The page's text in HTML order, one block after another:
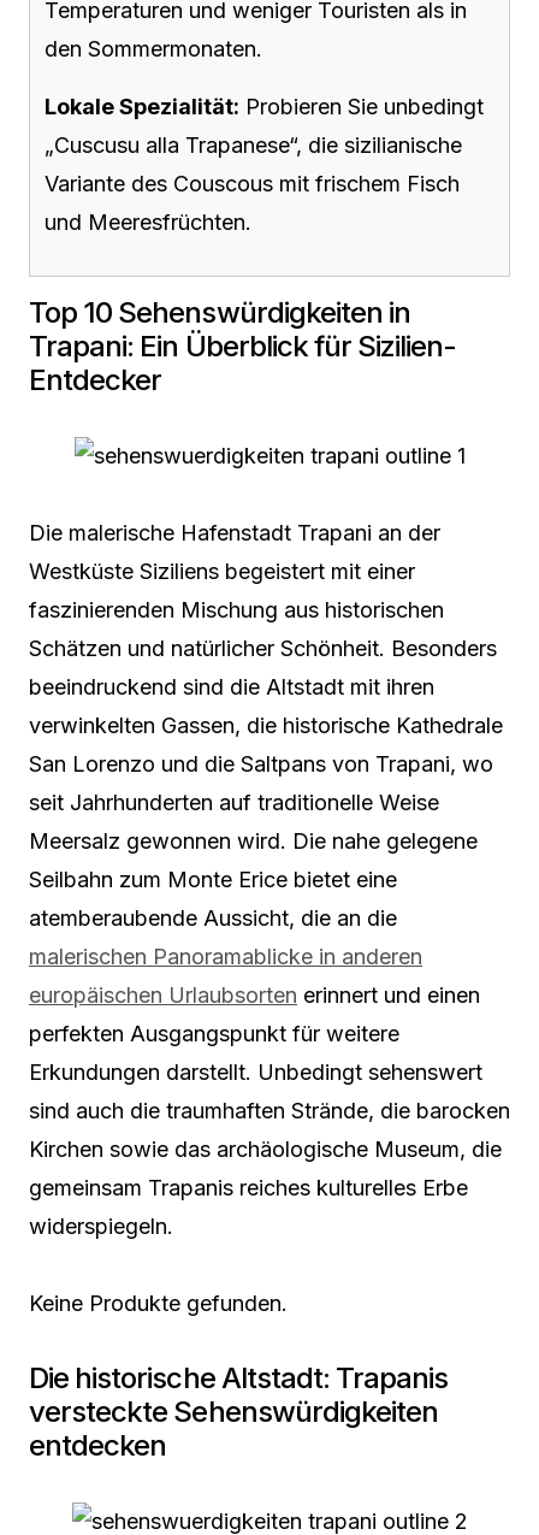
Temperaturen und weniger Touristen als in
den Sommermonaten.
Lokale Spezialität: Probieren Sie unbedingt
„Cuscusu alla Trapanese“, die sizilianische
Variante des Couscous mit frischem Fisch
und Meeresfrüchten.
Top 10 Sehenswürdigkeiten in
Trapani: Ein Überblick für Sizilien-
Entdecker
Die malerische Hafenstadt Trapani an der
Westküste Siziliens begeistert mit einer
faszinierenden Mischung aus historischen
Schätzen und natürlicher Schönheit. Besonders
beeindruckend sind die Altstadt mit ihren
verwinkelten Gassen, die historische Kathedrale
San Lorenzo und die Saltpans von Trapani, wo
seit Jahrhunderten auf traditionelle Weise
Meersalz gewonnen wird. Die nahe gelegene
Seilbahn zum Monte Erice bietet eine
atemberaubende Aussicht, die an die
malerischen Panoramablicke in anderen
europäischen Urlaubsorten erinnert und einen
perfekten Ausgangspunkt für weitere
Erkundungen darstellt. Unbedingt sehenswert
sind auch die traumhaften Strände, die barocken
Kirchen sowie das archäologische Museum, die
gemeinsam Trapanis reiches kulturelles Erbe
widerspiegeln.
Keine Produkte gefunden.
Die historische Altstadt: Trapanis
versteckte Sehenswürdigkeiten
entdecken